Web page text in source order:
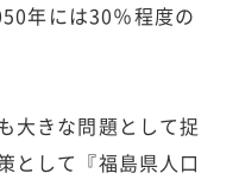
年には30％程度の
大きな問題として捉
として『福島県人口